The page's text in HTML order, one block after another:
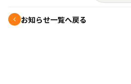
お知らせ一覧へ戻る